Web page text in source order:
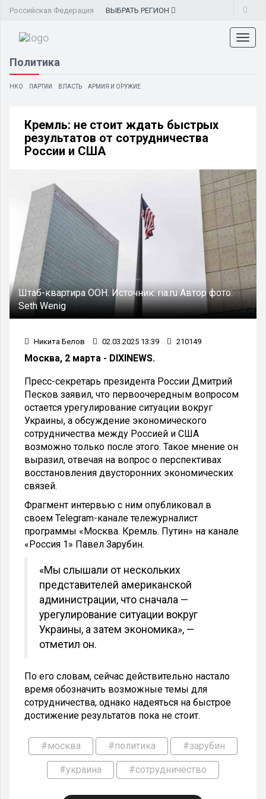
Российская Федерация ВЫБРАТЬ РЕГИОН
Политика
НКО ПАРТИИ ВЛАСТЬ АРМИЯ И ОРУЖИЕ
Кремль: не стоит ждать быстрых
результатов от сотрудничества
России и США
Штаб-квартира ООН.Источник:ria.ruАвтор фото:
Seth Wenig
Никита Белов 02.03.2025 13:39 210149
Москва, 2 марта - DIXINEWS.
Пресс-секретарь президента России Дмитрий
Песков заявил, что первоочередным вопросом
остается урегулирование ситуации вокруг
Украины, а обсуждение экономического
сотрудничества между Россией и США
возможно только после этого. Такое мнение он
выразил, отвечая на вопрос о перспективах
восстановления двусторонних экономических
связей.
Фрагмент интервью с ним опубликовал в
своем Telegram-канале тележурналист
программы «Москва. Кремль. Путин» на канале
«Россия 1» Павел Зарубин.
«Мы слышали от нескольких
представителей американской
администрации, что сначала —
урегулирование ситуации вокруг
Украины, а затем экономика», —
отметил он.
По его словам, сейчас действительно настало
время обозначить возможные темы для
сотрудничества, однако надеяться на быстрое
достижение результатов пока не стоит.
#москва #политика #зарубин
#украина #сотрудничество